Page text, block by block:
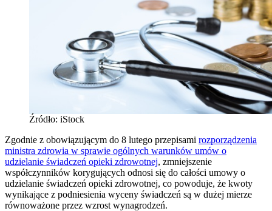
Źródło: iStock
Zgodnie z obowiązującym do 8 lutego przepisami rozporządzenia
ministra zdrowia w sprawie ogólnych warunków umów o
udzielanie świadczeń opieki zdrowotnej, zmniejszenie
współczynników korygujących odnosi się do całości umowy o
udzielanie świadczeń opieki zdrowotnej, co powoduje, że kwoty
wynikające z podniesienia wyceny świadczeń są w dużej mierze
równoważone przez wzrost wynagrodzeń.